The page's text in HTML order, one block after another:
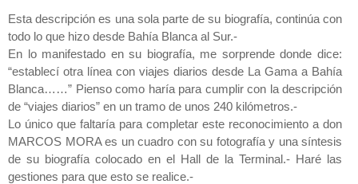
Esta descripción es una sola parte de su biografía, continúa con
todo lo que hizo desde Bahía Blanca al Sur.-
En lo manifestado en su biografía, me sorprende donde dice:
“establecí otra línea con viajes diarios desde La Gama a Bahía
Blanca……” Pienso como haría para cumplir con la descripción
de “viajes diarios” en un tramo de unos 240 kilómetros.-
Lo único que faltaría para completar este reconocimiento a don
MARCOS MORA es un cuadro con su fotografía y una síntesis
de su biografía colocado en el Hall de la Terminal.- Haré las
gestiones para que esto se realice.-